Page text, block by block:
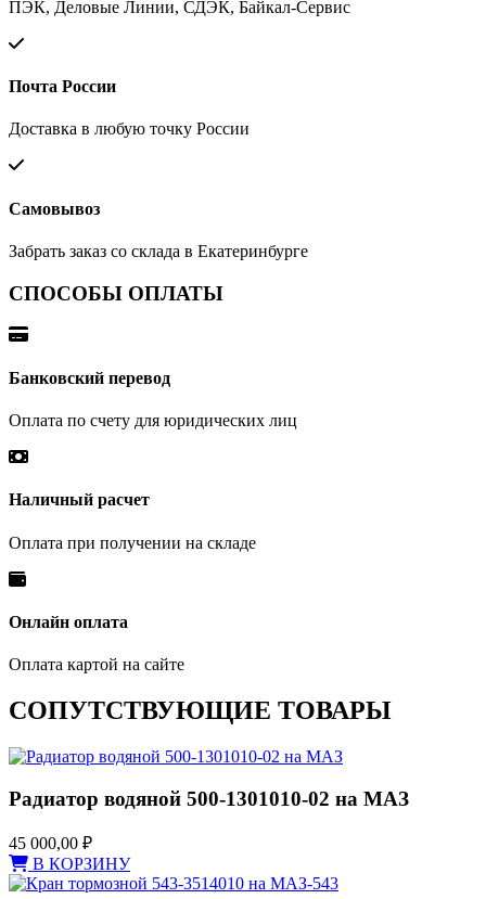
ПЭК, Деловые Линии, СДЭК, Байкал-Сервис
Почта России
Доставка в любую точку России
Самовывоз
Забрать заказ со склада в Екатеринбурге
СПОСОБЫ ОПЛАТЫ
Банковский перевод
Оплата по счету для юридических лиц
Наличный расчет
Оплата при получении на складе
Онлайн оплата
Оплата картой на сайте
СОПУТСТВУЮЩИЕ ТОВАРЫ
Радиатор водяной 500-1301010-02 на МАЗ
45 000,00 ₽
В КОРЗИНУ